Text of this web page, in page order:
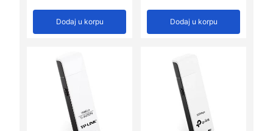
Dodaj u korpu Dodaj u korpu